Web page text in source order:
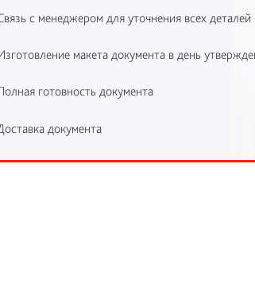
с менеджером для уточнения всех деталей
макета документа в день
готовность документа
документа